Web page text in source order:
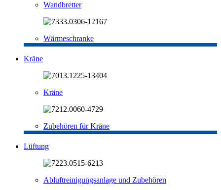
Wandbretter
Wärmeschranke
Kräne
Kräne
Zubehören für Kräne
Lüftung
Abluftreinigungsanlage und Zubehören